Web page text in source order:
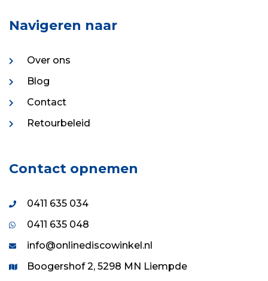
Navigeren naar
Over ons
Blog
Contact
Retourbeleid
Contact opnemen
0411 635 034
0411 635 048
info@onlinediscowinkel.nl
Boogershof 2, 5298 MN Liempde